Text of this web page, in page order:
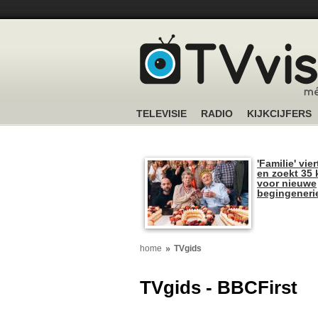
TELEVISIE RADIO KIJKCIJFERS
'Familie'
en zoekt 35
voor nieuwe
home TVgids
TVgids - BBCFirst